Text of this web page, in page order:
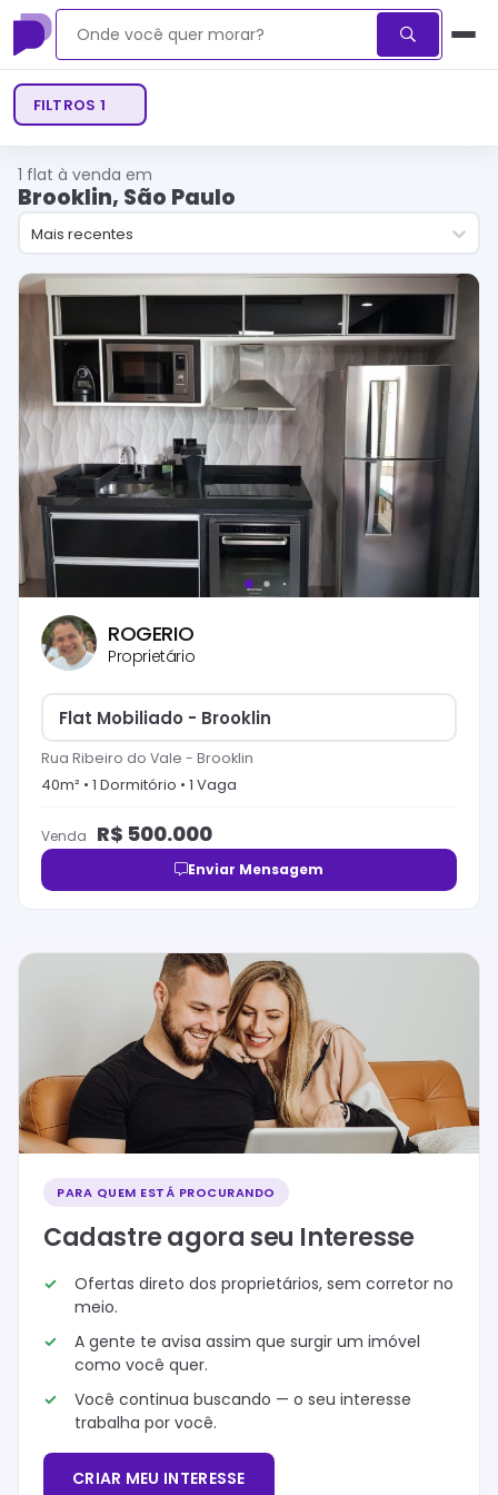
FILTROS 1
1 flat à venda em
Brooklin, São Paulo
Mais recentes
ROGERIO
Proprietário
Flat Mobiliado - Brooklin
Rua Ribeiro do Vale - Brooklin
40m² • 1 Dormitório • 1 Vaga
Venda R$ 500.000
Enviar Mensagem
PARA QUEM ESTÁ PROCURANDO
Cadastre agora seu Interesse
Ofertas direto dos proprietários, sem corretor no
meio.
A gente te avisa assim que surgir um imóvel
como você quer.
Você continua buscando — o seu interesse
trabalha por você.
CRIAR MEU INTERESSE